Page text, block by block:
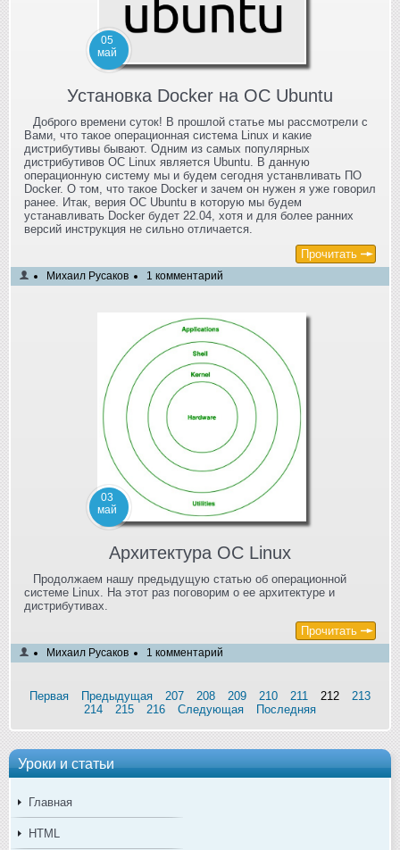
Уроки и статьи
Главная
HTML
05
май
Установка Docker на ОС Ubuntu
Доброго времени суток! В прошлой статье мы рассмотрели с
Вами, что такое операционная система Linux и какие
дистрибутивы бывают. Одним из самых популярных
дистрибутивов ОС Linux является Ubuntu. В данную
операционную систему мы и будем сегодня устанвливать ПО
Docker. О том, что такое Docker и зачем он нужен я уже говорил
ранее. Итак, верия ОС Ubuntu в которую мы будем
устанавливать Docker будет 22.04, хотя и для более ранних
версий инструкция не сильно отличается.
Прочитать
Михаил Русаков 1 комментарий
03
май
Архитектура ОС Linux
Продолжаем нашу предыдущую статью об операционной
системе Linux. На этот раз поговорим о ее архитектуре и
дистрибутивах.
Прочитать
Михаил Русаков 1 комментарий
Первая Предыдущая 207 208 209 210 211 212
213
214
215 216 Следующая Последняя